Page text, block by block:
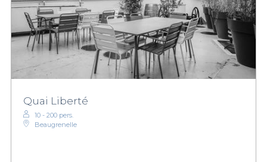
Quai Liberté
10 - 200 pers.
Beaugrenelle